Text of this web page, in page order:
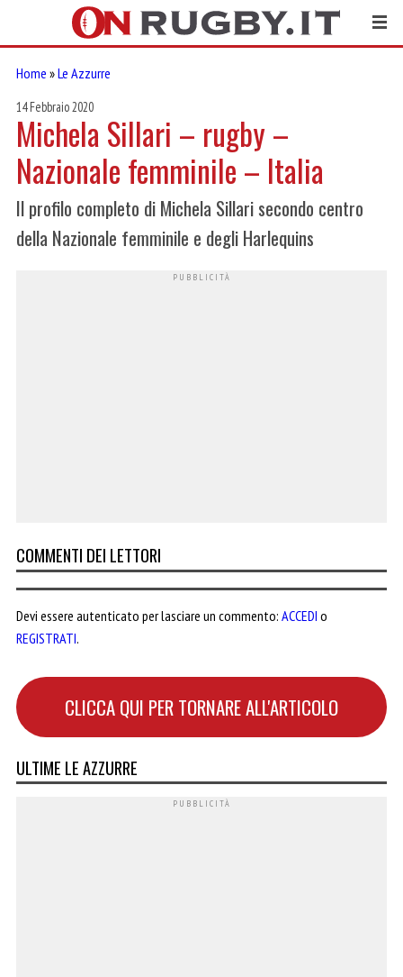
Home »Le Azzurre
14 Febbraio 2020
Michela Sillari – rugby –
Nazionale femminile – Italia
Il profilo completo di Michela Sillari secondo centro
della Nazionale femminile e degli Harlequins
COMMENTI DEI LETTORI
Devi essere autenticato per lasciare un commento: ACCEDI o
REGISTRATI.
CLICCA QUI PER TORNARE ALL'ARTICOLO
ULTIME LE AZZURRE